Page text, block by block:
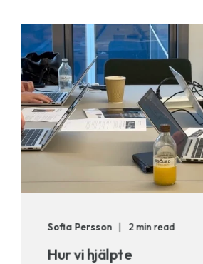
Sofia Persson 2 min read
Hur vi hjälpte